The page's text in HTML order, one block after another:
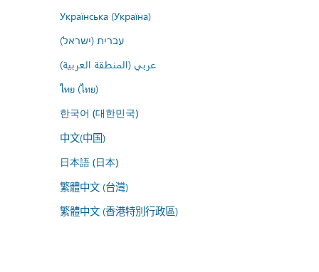
Українська (Україна)
עברית (ישראל)
عربي (المنطقة العربية)
ไทย (ไทย)
한국어 (대한민국)
中文(中国)
日本語 (日本)
繁體中文 (台灣)
繁體中文 (香港特別行政區)